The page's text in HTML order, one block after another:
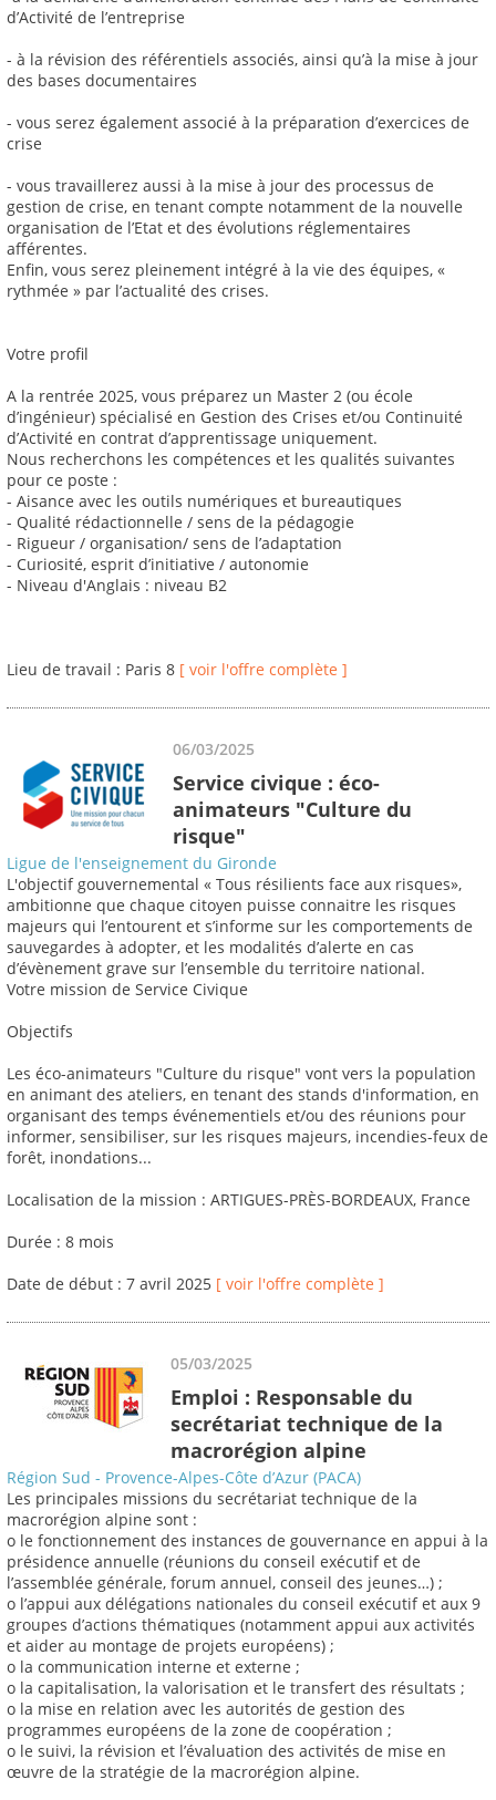
d’Activité de l’entreprise
- à la révision des référentiels associés, ainsi qu’à la mise à jour
des bases documentaires
- vous serez également associé à la préparation d’exercices de
crise
- vous travaillerez aussi à la mise à jour des processus de
gestion de crise, en tenant compte notamment de la nouvelle
organisation de l’Etat et des évolutions réglementaires
afférentes.
Enfin, vous serez pleinement intégré à la vie des équipes, «
rythmée » par l’actualité des crises.
Votre profil
A la rentrée 2025, vous préparez un Master 2 (ou école
d’ingénieur) spécialisé en Gestion des Crises et/ou Continuité
d’Activité en contrat d’apprentissage uniquement.
Nous recherchons les compétences et les qualités suivantes
pour ce poste :
- Aisance avec les outils numériques et bureautiques
- Qualité rédactionnelle / sens de la pédagogie
- Rigueur / organisation/ sens de l’adaptation
- Curiosité, esprit d’initiative / autonomie
- Niveau d'Anglais : niveau B2
Lieu de travail : Paris 8 [ voir l'offre complète ]
06/03/2025
Service civique : éco-
animateurs "Culture du
risque"
Ligue de l'enseignement du Gironde
L'objectif gouvernemental « Tous résilients face aux risques»,
ambitionne que chaque citoyen puisse connaitre les risques
majeurs qui l’entourent et s’informe sur les comportements de
sauvegardes à adopter, et les modalités d’alerte en cas
d’évènement grave sur l’ensemble du territoire national.
Votre mission de Service Civique
Objectifs
Les éco-animateurs "Culture du risque" vont vers la population
en animant des ateliers, en tenant des stands d'information, en
organisant des temps événementiels et/ou des réunions pour
informer, sensibiliser, sur les risques majeurs, incendies-feux de
forêt, inondations...
Localisation de la mission : ARTIGUES-PRÈS-BORDEAUX, France
Durée : 8 mois
Date de début : 7 avril 2025 [ voir l'offre complète ]
05/03/2025
Emploi : Responsable du
secrétariat technique de la
macrorégion alpine
Région Sud - Provence-Alpes-Côte d’Azur (PACA)
Les principales missions du secrétariat technique de la
macrorégion alpine sont :
o le fonctionnement des instances de gouvernance en appui à la
présidence annuelle (réunions du conseil exécutif et de
l’assemblée générale, forum annuel, conseil des jeunes…) ;
o l’appui aux délégations nationales du conseil exécutif et aux 9
groupes d’actions thématiques (notamment appui aux activités
et aider au montage de projets européens) ;
o la communication interne et externe ;
o la capitalisation, la valorisation et le transfert des résultats ;
o la mise en relation avec les autorités de gestion des
programmes européens de la zone de coopération ;
o le suivi, la révision et l’évaluation des activités de mise en
œuvre de la stratégie de la macrorégion alpine.